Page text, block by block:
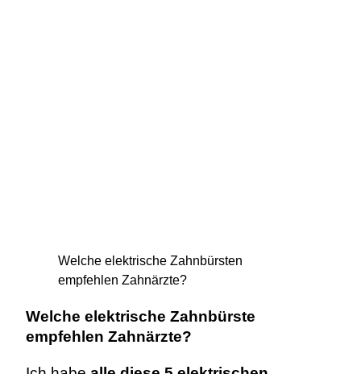
Welche elektrische Zahnbürsten
empfehlen Zahnärzte?
Welche elektrische Zahnbürste
empfehlen Zahnärzte?